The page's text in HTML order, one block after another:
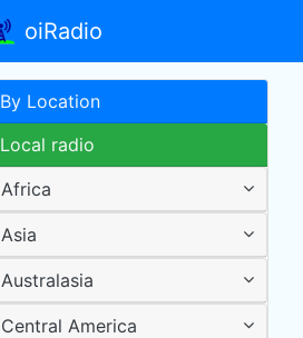
oiRadio
By Location
Local radio
Africa
Asia
Australasia
Central America